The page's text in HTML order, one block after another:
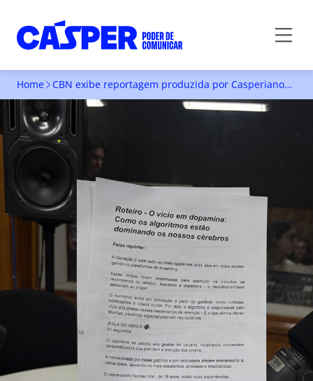
Home CBN exibe reportagem produzida por Casperianos sobre vício em dopamina
CBN EXIBE REPORTAGEM
PRODUZIDA POR CASPERIANOS
SOBRE VÍCIO EM DOPAMINA